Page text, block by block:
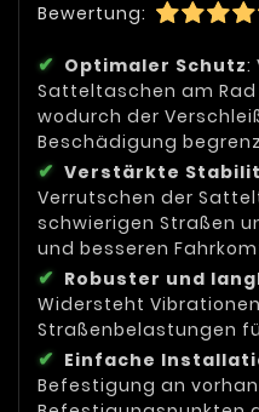
Bewertung:
Optimaler Schutz:
Satteltaschen am Rad
wodurch der
Beschädigung
Verstärkte
Verrutschen der
schwierigen Straßen
und besseren
Robuster und
Widersteht
Straßenbelastungen
Einfache
Befestigung an